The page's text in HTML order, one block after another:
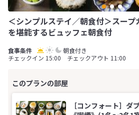
＜シンプルステイ／朝食付＞スー
を堪能するビュッフェ朝食付
朝食付き
チェックイン 15:00 チェックアウト 11:00
［コンフォート